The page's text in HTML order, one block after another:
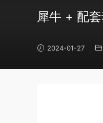
犀牛 + 配
2024-01-27